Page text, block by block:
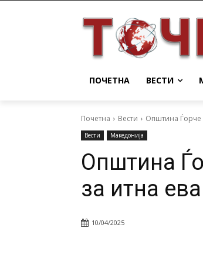
ПОЧЕТНА ВЕСТИ
Почетна Вести Општина Ѓорче
Вести Македонија
Општина
за итна
10/04/2025